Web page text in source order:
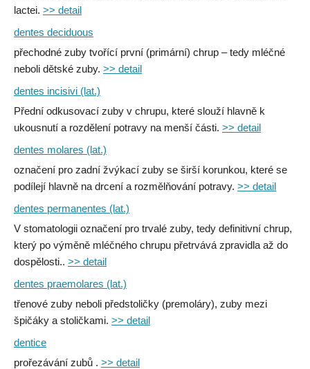
lactei. >> detail
dentes deciduous
přechodné zuby tvořící první (primární) chrup – tedy mléčné
neboli dětské zuby. >> detail
dentes incisivi (lat.)
Přední odkusovací zuby v chrupu, které slouží hlavně k
ukousnutí a rozdělení potravy na menší části. >> detail
dentes molares (lat.)
označení pro zadní žvýkací zuby se širší korunkou, které se
podílejí hlavně na drcení a rozmělňování potravy. >> detail
dentes permanentes (lat.)
V stomatologii označení pro trvalé zuby, tedy definitivní chrup,
který po výměně mléčného chrupu přetrvává zpravidla až do
dospělosti.. >> detail
dentes praemolares (lat.)
třenové zuby neboli předstoličky (premoláry), zuby mezi
špičáky a stoličkami. >> detail
dentice
prořezávání zubů . >> detail